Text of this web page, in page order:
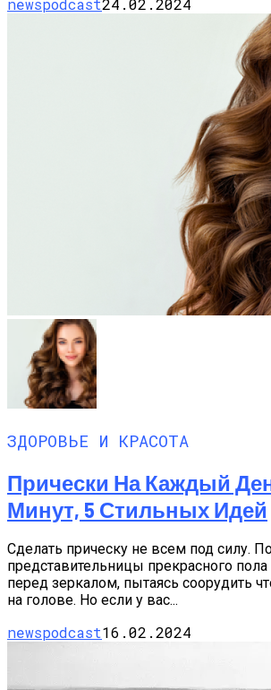
newspodcast24.02.2024
ЗДОРОВЬЕ И КРАСОТА
Прически На Каждый
Минут, 5 Стильных Идей
Сделать прическу не всем под силу.
представительницы прекрасного пола
перед зеркалом, пытаясь соорудить
на голове. Но если у вас...
newspodcast16.02.2024